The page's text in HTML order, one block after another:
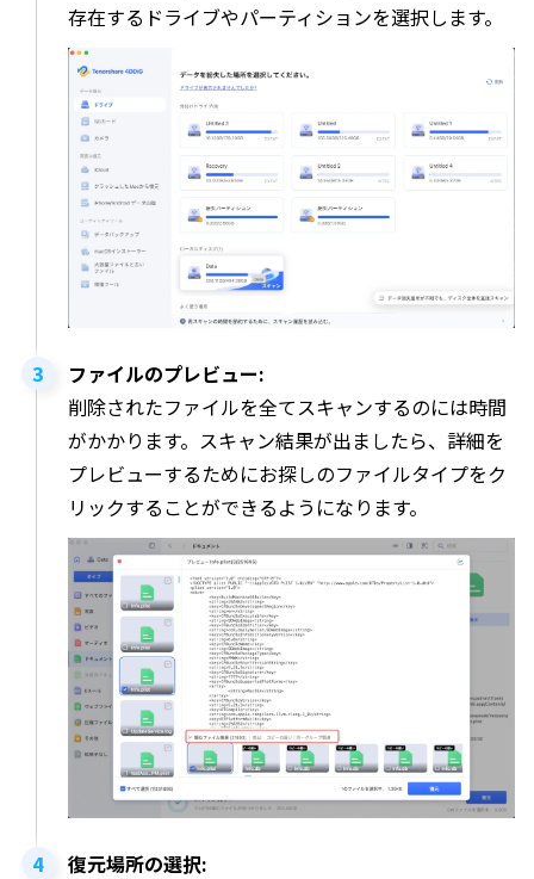
存在するドライブやパーティションを選択します。
ファイルのプレビュー:
削除されたファイルを全てスキャンするのには時間
がかかります。スキャン結果が出ましたら、詳細を
プレビューするためにお探しのファイルタイプをク
リックすることができるようになります。
復元場所の選択: